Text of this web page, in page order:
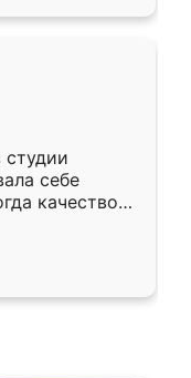
себе
качеством
уже почти